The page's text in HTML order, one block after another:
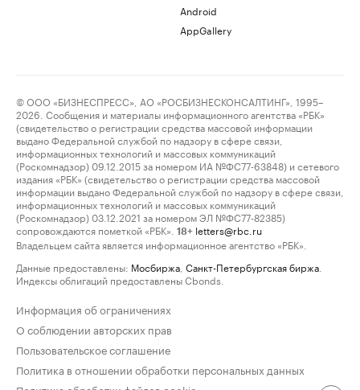
Android
AppGallery
© ООО «БИЗНЕСПРЕСС», АО «РОСБИЗНЕСКОНСАЛТИНГ», 1995–
2026. Сообщения и материалы информационного агентства «РБК»
(свидетельство о регистрации средства массовой информации
выдано Федеральной службой по надзору в сфере связи,
информационных технологий и массовых коммуникаций
(Роскомнадзор) 09.12.2015 за номером ИА №ФС77-63848) и сетевого
издания «РБК» (свидетельство о регистрации средства массовой
информации выдано Федеральной службой по надзору в сфере связи,
информационных технологий и массовых коммуникаций
(Роскомнадзор) 03.12.2021 за номером ЭЛ №ФС77-82385)
сопровождаются пометкой «РБК».
18+ letters@rbc.ru
Владельцем сайта является информационное агентство «РБК».
Данные предоставлены: Мосбиржа Санкт-Петербургская биржа
Индексы облигаций предоставлены Cbonds.
Информация об ограничениях
О соблюдении авторских прав
Пользовательское соглашение
Политика в отношении обработки персональных данных